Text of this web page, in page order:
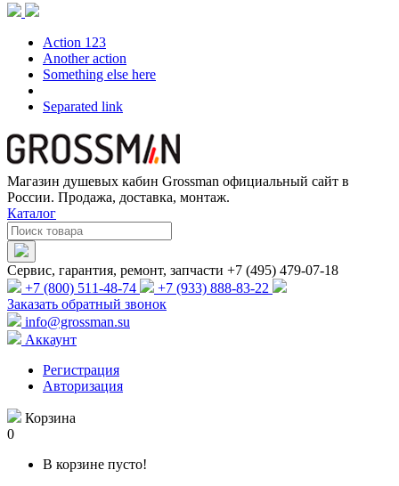
Action 123
Another action
Something else here
Separated link
Магазин душевых кабин Grossman официальный сайт в
России. Продажа, доставка, монтаж.
Каталог
Сервис, гарантия, ремонт, запчасти +7 (495) 479-07-18
+7 (800) 511-48-74
+7 (933) 888-83-22
Заказать обратный звонок
info@grossman.su
Аккаунт
Регистрация
Авторизация
Корзина
0
В корзине пусто!